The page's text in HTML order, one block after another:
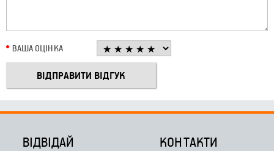
ВАША ОЦІНКА
ВІДВІДАЙ КОНТАКТИ